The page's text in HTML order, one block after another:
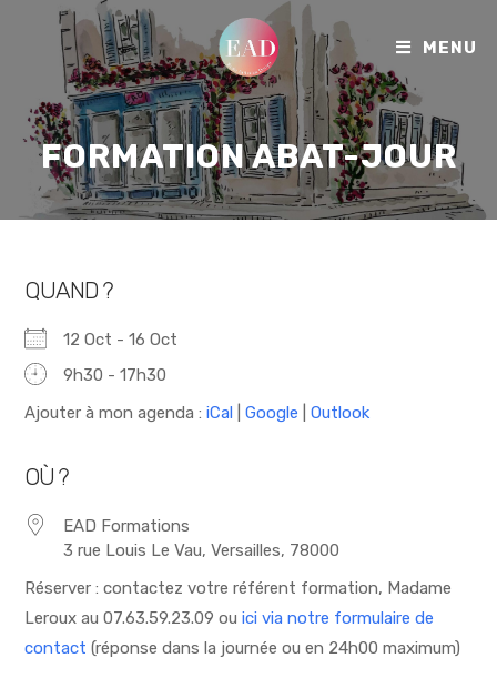
MENU
FORMATION ABAT-JOUR
QUAND ?
12 Oct - 16 Oct
9h30 - 17h30
Ajouter à mon agenda :iCal |Google |Outlook
OÙ ?
EAD Formations
3 rue Louis Le Vau, Versailles, 78000
Réserver : contactez votre référent formation, Madame
Leroux au 07.63.59.23.09 ouici via notre formulaire de
contact (réponse dans la journée ou en 24h00 maximum)